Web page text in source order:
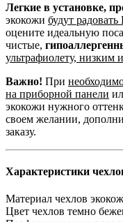
Легкие в установке,
экокожи будут
оцените идеальную
чистые,
ультрафиолету, низким
Важно! При
на приборной панели
экокожи нужного
своем желании,
заказу.
Характеристики
Материал чехлов
Цвет чехлов темно